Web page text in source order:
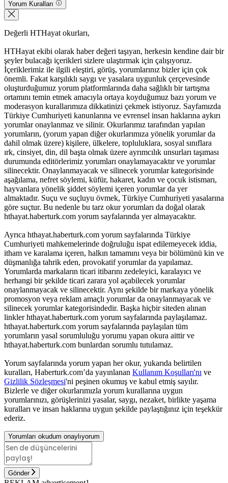
Yorum Kuralları
Değerli HTHayat okurları,
HTHayat ekibi olarak haber değeri taşıyan, herkesin kendine dair bir
şeyler bulacağı içerikleri sizlere ulaştırmak için çalışıyoruz.
İçeriklerimiz ile ilgili eleştiri, görüş, yorumlarınız bizler için çok
önemli. Fakat karşılıklı saygı ve yasalara uygunluk çerçevesinde
oluşturduğumuz yorum platformlarında daha sağlıklı bir tartışma
ortamını temin etmek amacıyla ortaya koyduğumuz bazı yorum ve
moderasyon kurallarımıza dikkatinizi çekmek istiyoruz. Sayfamızda
Türkiye Cumhuriyeti kanunlarına ve evrensel insan haklarına aykırı
yorumlar onaylanmaz ve silinir. Okurlarımız tarafından yapılan
yorumların, (yorum yapan diğer okurlarımıza yönelik yorumlar da
dahil olmak üzere) kişilere, ülkelere, topluluklara, sosyal sınıflara
ırk, cinsiyet, din, dil başta olmak üzere ayrımcılık unsurları taşıması
durumunda editörlerimiz yorumları onaylamayacaktır ve yorumlar
silinecektir. Onaylanmayacak ve silinecek yorumlar kategorisinde
aşağılama, nefret söylemi, küfür, hakaret, kadın ve çocuk istismarı,
hayvanlara yönelik şiddet söylemi içeren yorumlar da yer
almaktadır. Suçu ve suçluyu övmek, Türkiye Cumhuriyeti yasalarına
göre suçtur. Bu nedenle bu tarz okur yorumları da doğal olarak
hthayat.haberturk.com yorum sayfalarında yer almayacaktır.
Ayrıca hthayat.haberturk.com yorum sayfalarında Türkiye
Cumhuriyeti mahkemelerinde doğruluğu ispat edilemeyecek iddia,
itham ve karalama içeren, halkın tamamını veya bir bölümünü kin ve
düşmanlığa tahrik eden, provokatif yorumlar da yapılamaz.
Yorumlarda markaların ticari itibarını zedeleyici, karalayıcı ve
herhangi bir şekilde ticari zarara yol açabilecek yorumlar
onaylanmayacak ve silinecektir. Aynı şekilde bir markaya yönelik
promosyon veya reklam amaçlı yorumlar da onaylanmayacak ve
silinecek yorumlar kategorisindedir. Başka hiçbir siteden alınan
linkler hthayat.haberturk.com yorum sayfalarında paylaşılamaz.
hthayat.haberturk.com yorum sayfalarında paylaşılan tüm
yorumların yasal sorumluluğu yorumu yapan okura aittir ve
hthayat.haberturk.com bunlardan sorumlu tutulamaz.
Yorum sayfalarında yorum yapan her okur, yukarıda belirtilen
kuralları, Haberturk.com’da yayınlanan Kullanım Koşulları'nı ve
Gizlilik Sözleşmesi'ni peşinen okumuş ve kabul etmiş sayılır.
Bizlerle ve diğer okurlarımızla yorum kurallarına uygun
yorumlarınızı, görüşlerinizi yasalar, saygı, nezaket, birlikte yaşama
kuralları ve insan haklarına uygun şekilde paylaştığınız için teşekkür
ederiz.
Yorumları okudum onaylıyorum
Gönder